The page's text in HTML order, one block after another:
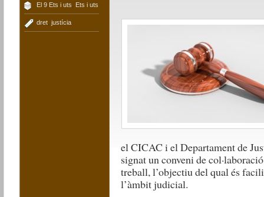
El 9 Ets i uts Ets i uts
dret ,justícia
el CICAC i el Departament de
signat un conveni de
treball, l’objectiu del qual és
l’àmbit judicial.